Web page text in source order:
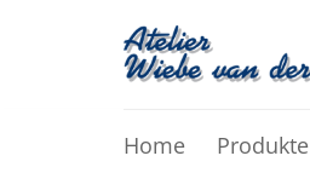
Home Produkte